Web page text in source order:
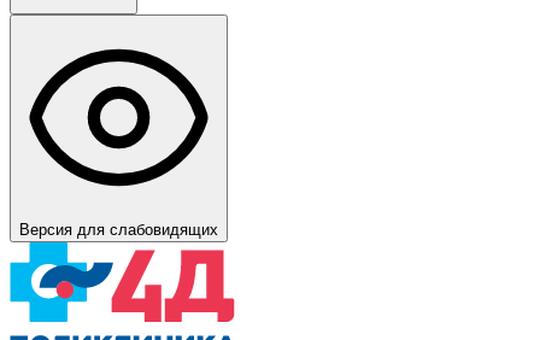
Версия для слабовидящих